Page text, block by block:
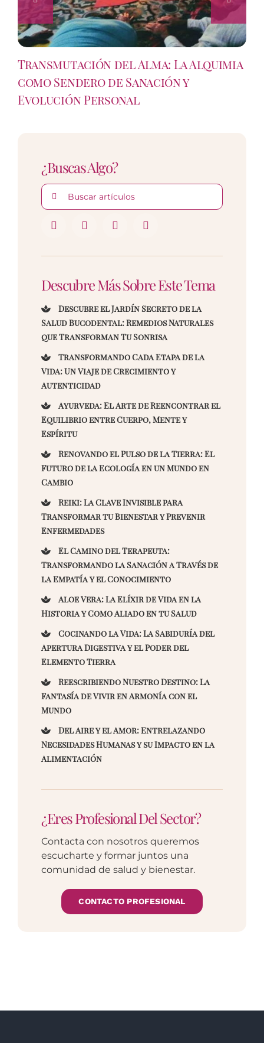
Transmutación del Alma: La Alquimia
como Sendero de Sanación y
Evolución Personal
¿Buscas Algo?
Buscar:
Descubre Más Sobre Este Tema
Descubre el Jardín Secreto de la
Salud Bucodental: Remedios Naturales
que Transforman Tu Sonrisa
Transformando Cada Etapa de la
Vida: Un Viaje de Crecimiento y
Autenticidad
Ayurveda: El Arte de Reencontrar el
Equilibrio entre Cuerpo, Mente y
Espíritu
Renovando el Pulso de la Tierra: El
Futuro de la Ecología en un Mundo en
Cambio
Reiki: La Clave Invisible para
Transformar tu Bienestar y Prevenir
Enfermedades
El Camino del Terapeuta:
Transformando la Sanación a Través de
la Empatía y el Conocimiento
Aloe Vera: La Elíxir de Vida en la
Historia y Como Aliado en tu Salud
Cocinando la Vida: La Sabiduría del
Apertura Digestiva y el Poder del
Elemento Tierra
Reescribiendo Nuestro Destino: La
Fantasía de Vivir en Armonía con el
Mundo
Del Aire y el Amor: Entrelazando
Necesidades Humanas y su Impacto en la
Alimentación
¿Eres Profesional Del Sector?
Contacta con nosotros queremos
escucharte y formar juntos una
comunidad de salud y bienestar.
CONTACTO PROFESIONAL